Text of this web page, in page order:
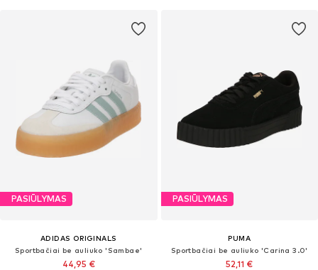
PASIŪLYMAS
ADIDAS ORIGINALS
Sportbačiai be auliuko 'Sambae'
44,95 €
PASIŪLYMAS
PUMA
Sportbačiai be auliuko 'Carina 3.0'
52,11 €